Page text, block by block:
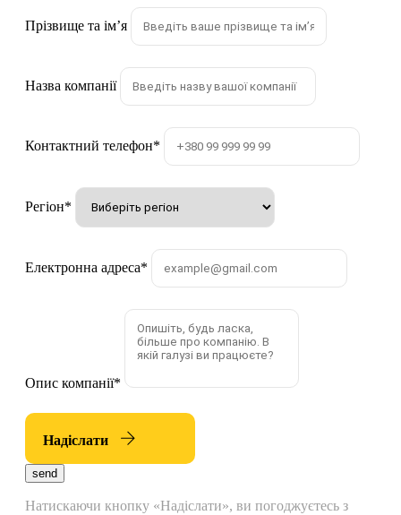
Прізвище та імʼя
Назва компанії
Контактний телефон*
Регіон*
Електронна адреса*
Опис компанії*
Надіслати
send
Натискаючи кнопку «Надіслати», ви погоджуєтесь з